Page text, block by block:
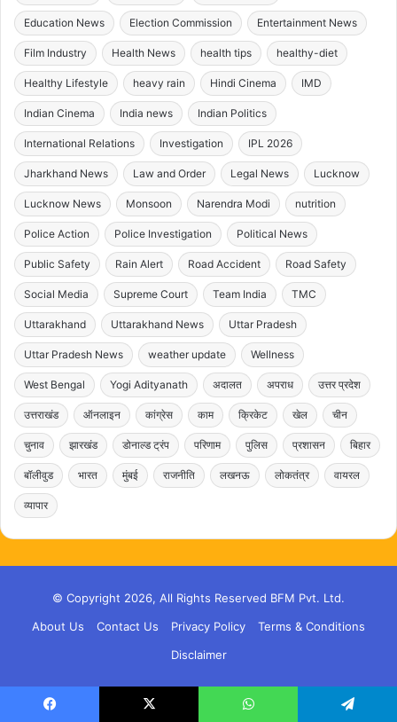
Education News Election Commission Entertainment News
Film Industry Health News health tips healthy-diet
Healthy Lifestyle heavy rain Hindi Cinema IMD
Indian Cinema India news Indian Politics
International Relations Investigation IPL 2026
Jharkhand News Law and Order Legal News Lucknow
Lucknow News Monsoon Narendra Modi nutrition
Police Action Police Investigation Political News
Public Safety Rain Alert Road Accident Road Safety
Social Media Supreme Court Team India TMC
Uttarakhand Uttarakhand News Uttar Pradesh
Uttar Pradesh News weather update Wellness
West Bengal Yogi Adityanath अदालत अपराध उत्तर प्रदेश
उत्तराखंड ऑनलाइन कांग्रेस काम क्रिकेट खेल चीन
चुनाव झारखंड डोनाल्ड ट्रंप परिणाम पुलिस प्रशासन बिहार
बॉलीवुड भारत मुंबई राजनीति लखनऊ लोकतंत्र वायरल
व्यापार
© Copyright 2026, All Rights Reserved BFM Pvt. Ltd.
About Us
Contact Us Privacy Policy
Terms & Conditions
Disclaimer